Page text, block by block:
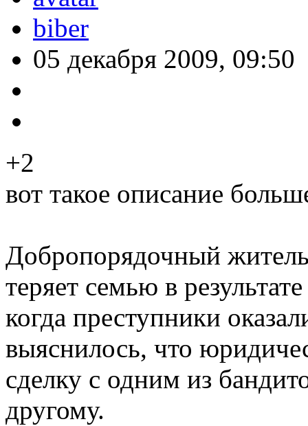
biber
05 декабря 2009, 09:50
+2
вот такое описание
Добропорядочный
теряет семью в
когда преступники
выяснилось, что
сделку с одним из
другому.